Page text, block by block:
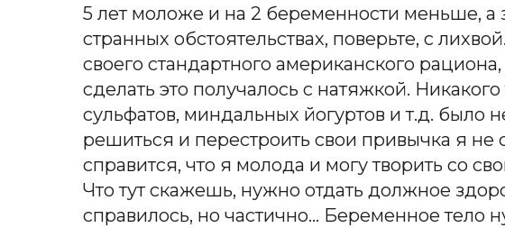
5 лет моложе и на 2 беременности меньше, а
странных обстоятельствах, поверьте, с
своего стандартного американского
сделать это получалось с натяжкой.
сульфатов, миндальных йогуртов и т.д. было
решиться и перестроить свои привычка я не
справится, что я молода и могу творить со
Что тут скажешь, нужно отдать должное
справилось, но частично… Беременное тело